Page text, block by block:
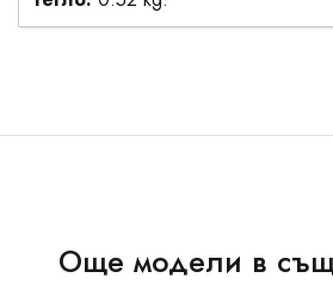
Още модели в